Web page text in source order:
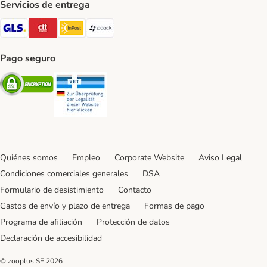
Servicios de entrega
GLS Shipping Method
CTTExpress Shipping Method
InPost Shipping Method
paack Shipping Method
Pago seguro
Security
Quiénes somos Empleo Corporate Website
Aviso Legal
Condiciones comerciales generales
DSA
Formulario de desistimiento
Contacto
Gastos de envío y plazo de entrega
Formas de pago
Programa de afiliación
Protección de datos
Declaración de accesibilidad
© zooplus SE 2026